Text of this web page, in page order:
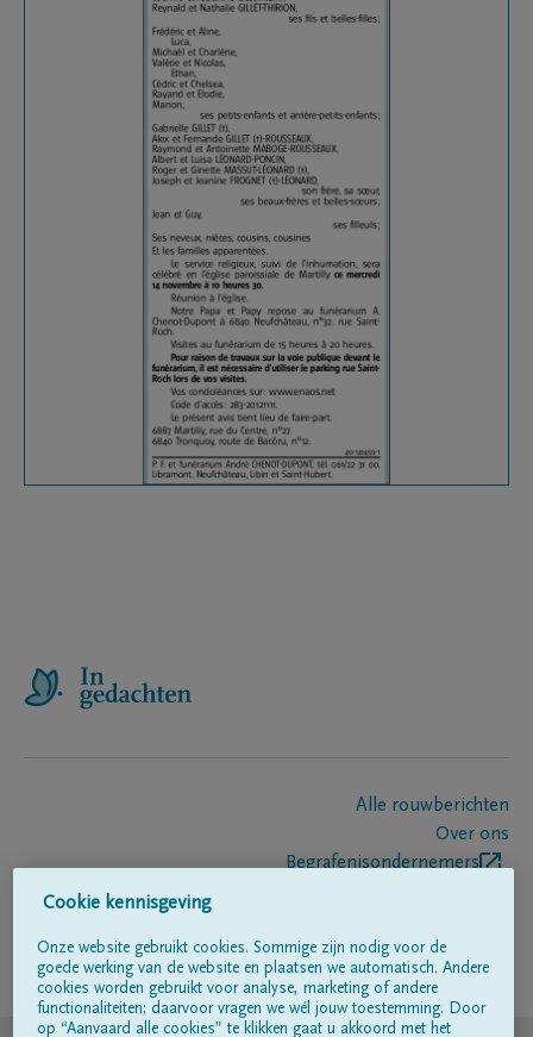
Alle rouwberichten
Over ons
Begrafenisondernemers
Volg ons op
Cookie kennisgeving
Onze website gebruikt cookies. Sommige zijn nodig voor de
goede werking van de website en plaatsen we automatisch. Andere
cookies worden gebruikt voor analyse, marketing of andere
functionaliteiten; daarvoor vragen we wél jouw toestemming. Door
op “Aanvaard alle cookies” te klikken gaat u akkoord met het